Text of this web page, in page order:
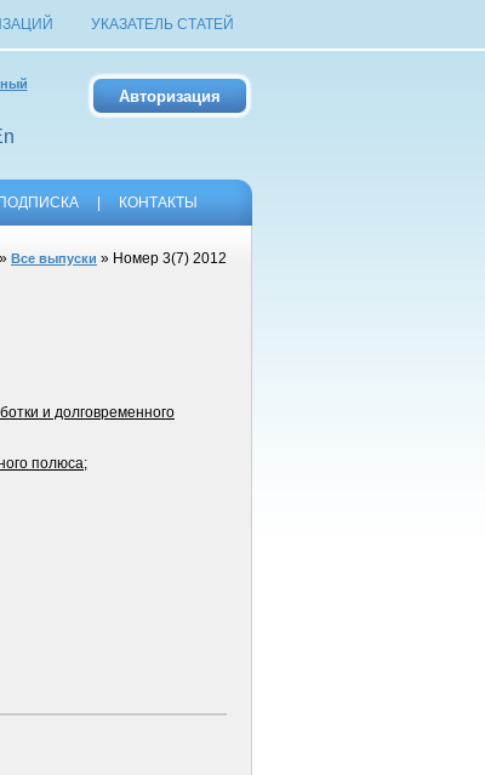
УКАЗАТЕЛЬ СТАТЕЙ
ПОДПИСКА КОНТАКТЫ
» Все выпуски » Номер 3(7) 2012
и долговременного
полюса;